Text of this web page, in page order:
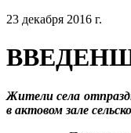
23 декабря 2016 г.
Жители села
в актовом зале